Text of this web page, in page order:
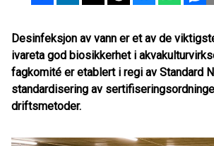
Desinfeksjon av vann er et av de
ivareta god biosikkerhet i
fagkomité er etablert i regi av Standard
standardisering av
driftsmetoder.